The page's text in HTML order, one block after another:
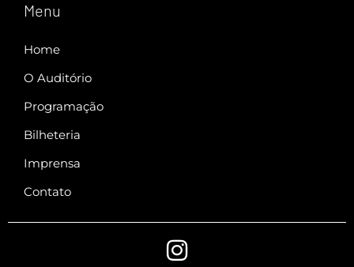
Menu
Home
O Auditório
Programação
Bilheteria
Imprensa
Contato